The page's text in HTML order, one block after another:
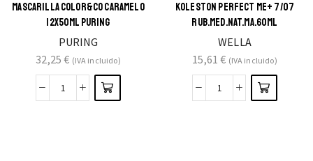
MASCARILLA COLOR&CO CARAMELO
12X50ML PURING
PURING
32,25€ (IVA incluido)
KOLESTON PERFECT ME+ 7/07
RUB.MED.NAT.MA.60ML
WELLA
15,61€ (IVA incluido)